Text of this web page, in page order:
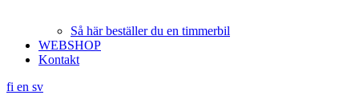
Så här beställer du en timmerbil
WEBSHOP
Kontakt
fi en sv